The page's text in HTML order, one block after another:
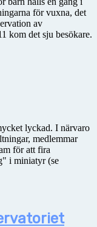
för vuxna, det
av
kom det sju besökare.
lyckad. I närvaro
medlemmar
för att fira
i miniatyr (se